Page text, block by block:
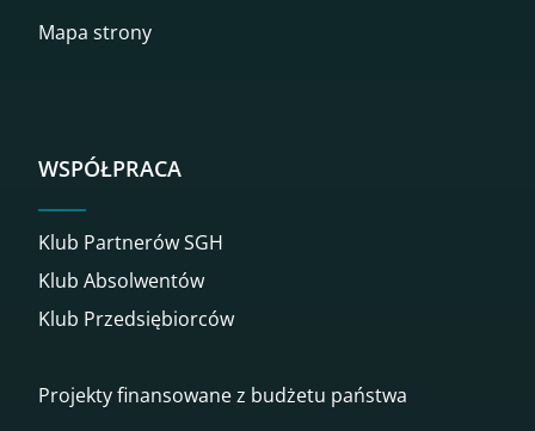
Mapa strony
WSPÓŁPRACA
Klub Partnerów SGH
Klub Absolwentów
Klub Przedsiębiorców
Projekty finansowane z budżetu państwa